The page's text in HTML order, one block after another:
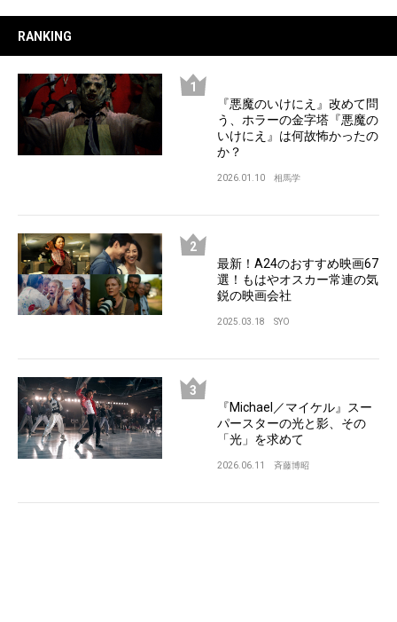
RANKING
『悪魔のいけにえ』改めて問
う、ホラーの金字塔『悪魔の
いけにえ』は何故怖かったの
か？
2026.01.10 相馬学
最新！A24のおすすめ映画67
選！もはやオスカー常連の気
鋭の映画会社
2025.03.18 SYO
『Michael／マイケル』スー
パースターの光と影、その
「光」を求めて
2026.06.11 斉藤博昭